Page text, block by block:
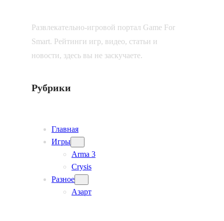
Развлекательно-игровой портал Game For
Smart. Рейтинги игр, видео, статьи и
новости, здесь вы не заскучаете.
Рубрики
Главная
Игры
Arma 3
Crysis
Разное
Азарт